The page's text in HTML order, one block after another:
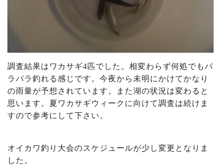
調査結果はワカサギ4匹でした。相変わらず何処でもパ
ラパラ釣れる感じです。今夜から未明にかけてかなり
の雨量が予想されています。また湖の状況は変わると
思います。夏ワカサギウィークに向けて調査は続けま
すので参考にして下さい。
オイカワ釣り大会のスケジュールが少し変更となりま
した。